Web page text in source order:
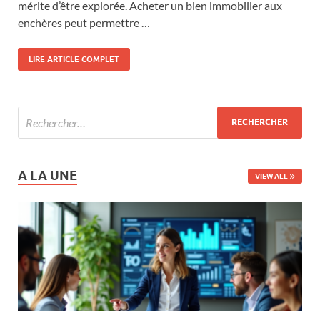
mérite d’être explorée. Acheter un bien immobilier aux
enchères peut permettre …
LIRE ARTICLE COMPLET
A LA UNE VIEW ALL